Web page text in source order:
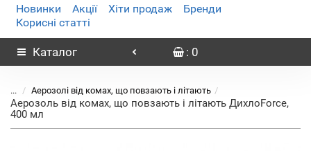
Новинки Акції Хіти продаж
Бренди
Корисні статті
Каталог : 0
... Аерозолі від комах, що повзають і літають
Аерозоль від комах, що повзають і літають ДихлоForce,
400 мл